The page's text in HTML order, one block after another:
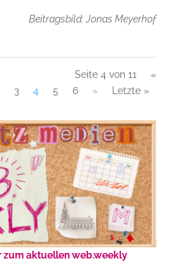
Beitragsbild: Jonas Meyerhof
Seite 4 von 11
«
3 4 5 6 » Letzte »
zum aktuellen web.weekly